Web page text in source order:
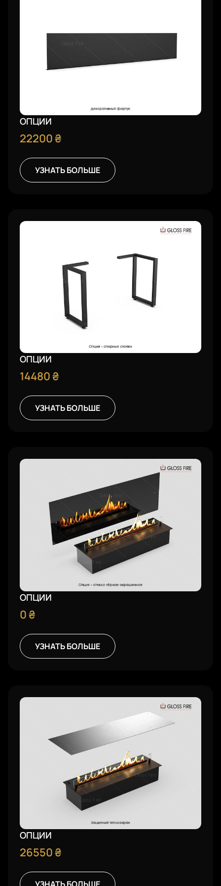
ОПЦИИ
22200₴
УЗНАТЬ БОЛЬШЕ
ОПЦИИ
14480₴
УЗНАТЬ БОЛЬШЕ
ОПЦИИ
0₴
УЗНАТЬ БОЛЬШЕ
ОПЦИИ
26550₴